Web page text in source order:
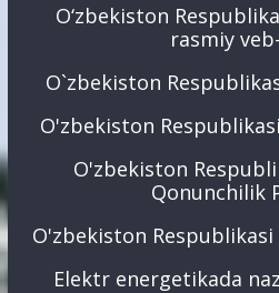
O‘zbekiston
rasmiy
O`zbekiston
O'zbekiston
O'zbekiston
Qonunchilik
O'zbekiston
Elektr energetikada